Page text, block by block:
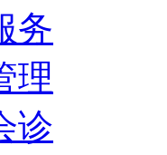
务
理
诊